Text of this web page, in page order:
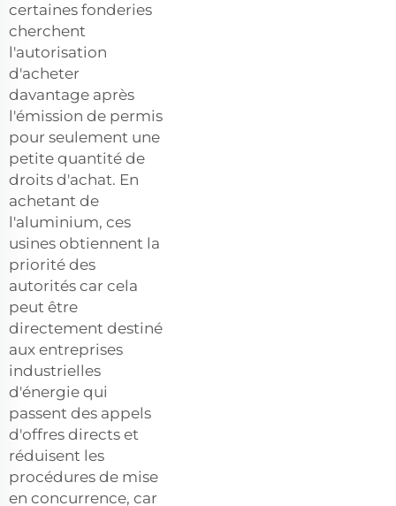
certaines fonderies
cherchent
l'autorisation
d'acheter
davantage après
l'émission de permis
pour seulement une
petite quantité de
droits d'achat. En
achetant de
l'aluminium, ces
usines obtiennent la
priorité des
autorités car cela
peut être
directement destiné
aux entreprises
industrielles
d'énergie qui
passent des appels
d'offres directs et
réduisent les
procédures de mise
en concurrence, car